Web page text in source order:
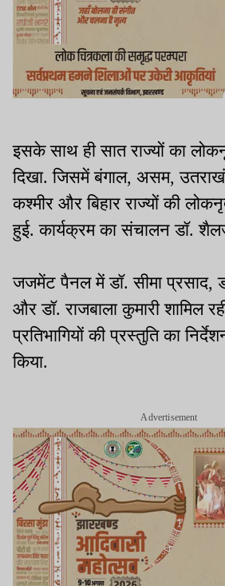
इसके साथ ही सात राज्यों का
दिखा. जिसमें बंगाल, असम,
कश्मीर और बिहार राज्यों की
हुई. कार्यक्रम का संचालन डॉ.
जजमेंट पैनल में डॉ. सीमा प्रसाद,
और डॉ. राजबाला कुमारी शामिल
प्रतिभागियों की प्रस्तुति का
किया.
Advertisement